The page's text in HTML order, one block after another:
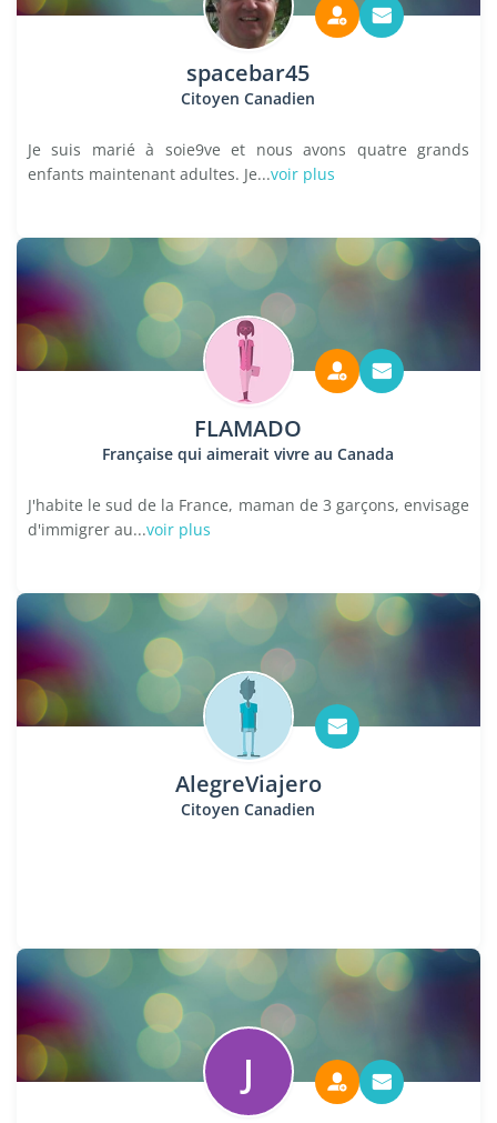
spacebar45
Citoyen Canadien
Je suis marié à soie9ve et nous avons quatre grands
enfants maintenant adultes. Je...voir plus
FLAMADO
Française qui aimerait vivre au Canada
J'habite le sud de la France, maman de 3 garçons, envisage
d'immigrer au...voir plus
AlegreViajero
Citoyen Canadien
J